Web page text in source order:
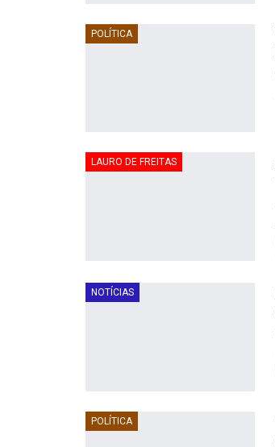
POLÍTICA
LAURO DE FREITAS
NOTÍCIAS
POLÍTICA